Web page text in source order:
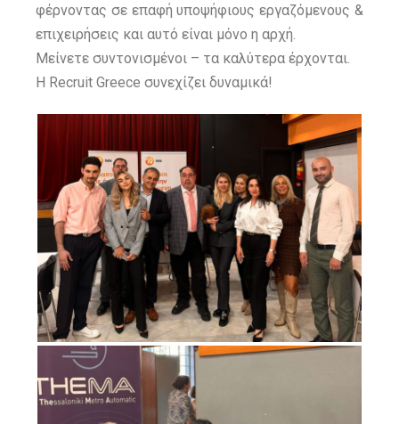
φέρνοντας σε επαφή υποψήφιους εργαζόμενους &
επιχειρήσεις και αυτό είναι μόνο η αρχή.
Μείνετε συντονισμένοι – τα καλύτερα έρχονται.
Η Recruit Greece συνεχίζει δυναμικά!